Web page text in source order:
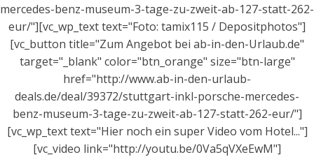
mercedes-benz-museum-3-tage-zu-zweit-ab-127-statt-262-
eur/"][vc_wp_text text="Foto: tamix115 / Depositphotos"]
[vc_button title="Zum Angebot bei ab-in-den-Urlaub.de"
target="_blank" color="btn_orange" size="btn-large"
href="http://www.ab-in-den-urlaub-
deals.de/deal/39372/stuttgart-inkl-porsche-mercedes-
benz-museum-3-tage-zu-zweit-ab-127-statt-262-eur/"]
[vc_wp_text text="Hier noch ein super Video vom Hotel..."]
[vc_video link="http://youtu.be/0Va5qVXeEwM"]